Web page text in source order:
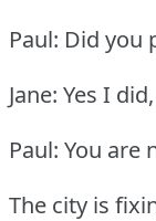
Paul: Did you
Jane: Yes I
Paul: You
The city is